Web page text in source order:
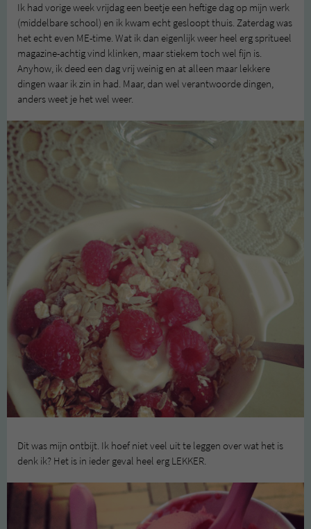
Ik had vorige week vrijdag een beetje een heftige dag op mijn werk
(middelbare school) en ik kwam echt gesloopt thuis. Zaterdag was
het echt even ME-time. Wat ik dan eigenlijk weer heel erg spritueel
magazine-achtig vind klinken, maar stiekem toch wel fijn is.
Anyhow, ik deed een dag vrij weinig en at alleen maar lekkere
dingen waar ik zin in had. Maar, dan wel verantwoorde dingen,
anders weet je het wel weer.
Dit was mijn ontbijt. Ik hoef niet veel uit te leggen over wat het is
denk ik? Het is in ieder geval heel erg LEKKER.